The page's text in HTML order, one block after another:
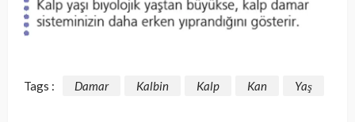
Tags : Damar Kalbin Kalp Kan Yaş